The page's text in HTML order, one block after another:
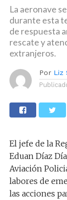
La aeronave
durante esta
de respuesta
rescate y
extranjeros.
Por Liz
El jefe de la
Eduan Díaz
Aviación
labores de
las acciones